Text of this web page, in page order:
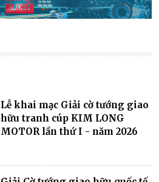
Lễ khai mạc Giải cờ tướng giao
hữu tranh cúp KIM LONG
MOTOR lần thứ I - năm 2026